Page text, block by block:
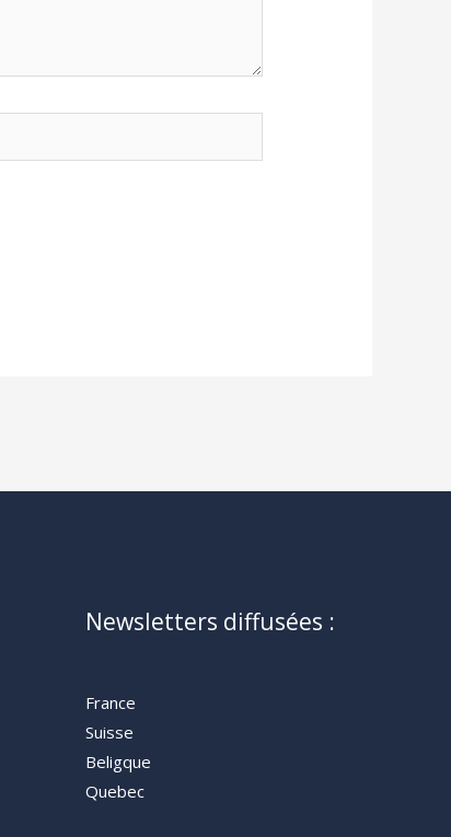
Newsletters diffusées :
France
Suisse
Beligque
Quebec